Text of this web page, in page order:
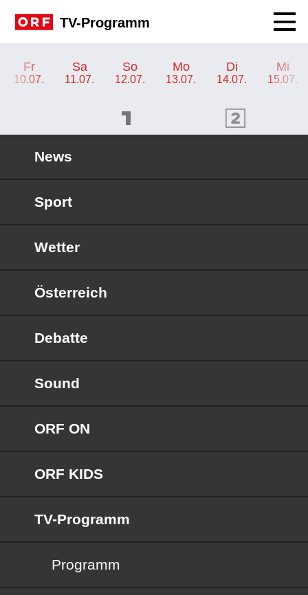
TV-Programm
Fr
10.07.
Sa
11.07.
So
12.07.
Mo
13.07.
Di
14.07.
Mi
15.07.
ORF 2 Programm
News
Sport
Wetter
Österreich
Debatte
Sound
ORF ON
ORF KIDS
TV-Programm
Programm